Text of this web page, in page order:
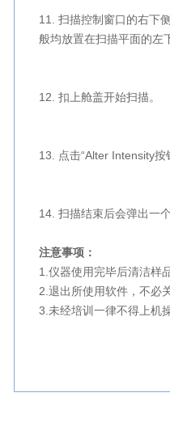
11. 扫描控制窗口的右下
般均放置在扫描平面的左
12. 扣上舱盖开始扫描。
13. 点击“Alter Intensity按
14. 扫描结束后会弹出一
注意事项：
1.仪器使用完毕后清洁样
2.退出所使用软件，不必
3.未经培训一律不得上机